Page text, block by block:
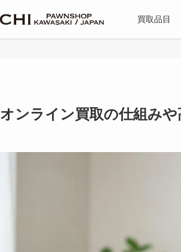
買取品目
オンライン買取の仕組み